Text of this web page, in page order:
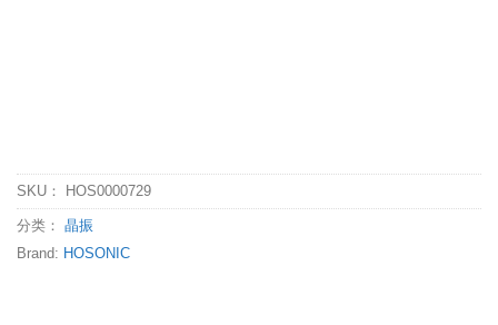
SKU： HOS0000729
分类： 晶振
Brand: HOSONIC